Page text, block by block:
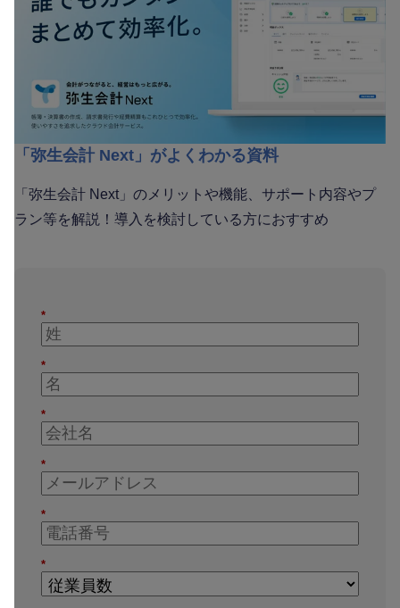
「弥生会計 Next」がよくわかる資料
「弥生会計 Next」のメリットや機能、サポート内容やプ
ラン等を解説！導入を検討している方におすすめ
*
*
*
*
*
*